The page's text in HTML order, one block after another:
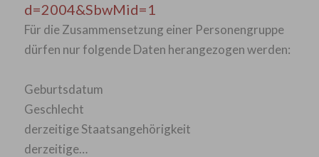
d=2004&SbwMid=1
Für die Zusammensetzung einer Personengruppe
dürfen nur folgende Daten herangezogen werden:
Geburtsdatum
Geschlecht
derzeitige Staatsangehörigkeit
derzeitige…